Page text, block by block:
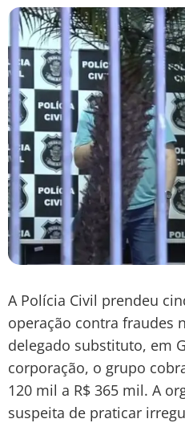
A Polícia Civil prendeu
operação contra fraudes
delegado substituto, em
corporação, o grupo
120 mil a R$ 365 mil. A
suspeita de praticar